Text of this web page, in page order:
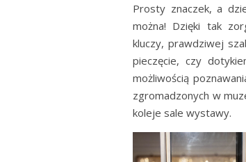
Prosty znaczek, a
można! Dzięki tak
kluczy, prawdziwej
pieczęcie, czy
możliwością
zgromadzonych w
koleje sale wystawy.